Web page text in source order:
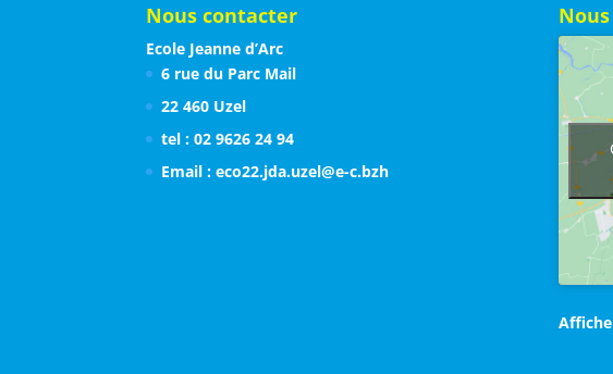
Nous contacter
Ecole Jeanne d’Arc
6 rue du Parc Mail
22 460 Uzel
tel : 02 9626 24 94
Email : eco22.jda.uzel@e-c.bzh